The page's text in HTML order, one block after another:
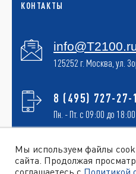
Мы используем файлы
сайта. Продолжая
соглашаетесь с Политикой
КОНТАКТЫ
125252 г. Москва, ул.
8 (495) 727-27-
Пн. - Пт. с 09:00 до 18:00
ОБРАТНЫЙ ЗВОНОК